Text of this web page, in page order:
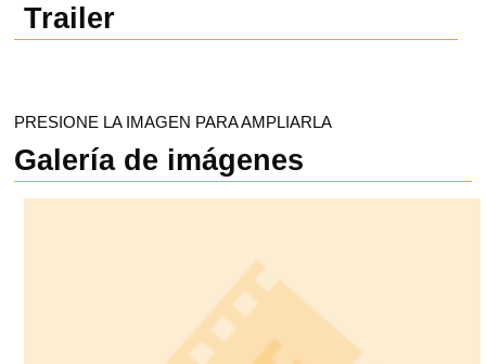
Trailer
PRESIONE LA IMAGEN PARA AMPLIARLA
Galería de imágenes